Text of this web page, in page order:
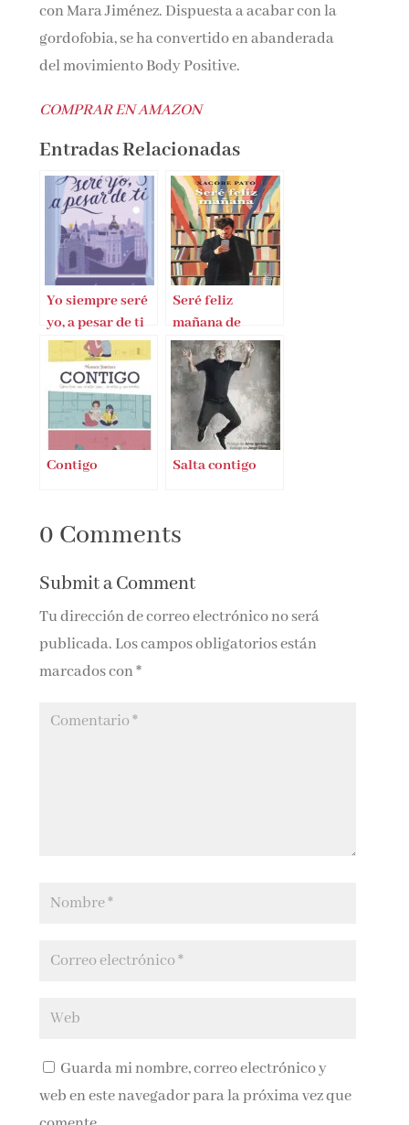
con Mara Jiménez. Dispuesta a acabar con la
gordofobia, se ha convertido en abanderada
del movimiento Body Positive.
COMPRAR EN AMAZON
Entradas Relacionadas
Yo siempre seré
yo, a pesar de ti
Seré feliz
mañana de
Xacobe Pato
Contigo Salta contigo
0 Comments
Submit a Comment
Tu dirección de correo electrónico no será
publicada. Los campos obligatorios están
marcados con*
Guarda mi nombre, correo electrónico y
web en este navegador para la próxima vez que